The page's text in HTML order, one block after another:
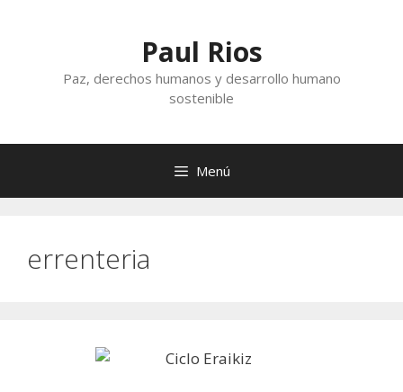
Paul Rios
Paz, derechos humanos y desarrollo humano
sostenible
Menú
errenteria